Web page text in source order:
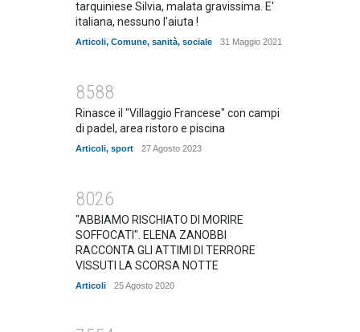
tarquiniese Silvia, malata gravissima. E'
italiana, nessuno l'aiuta !
Articoli, Comune, sanità, sociale 31 Maggio 2021
8588
Rinasce il "Villaggio Francese" con campi
di padel, area ristoro e piscina
Articoli, sport 27 Agosto 2023
8026
"ABBIAMO RISCHIATO DI MORIRE
SOFFOCATI". ELENA ZANOBBI
RACCONTA GLI ATTIMI DI TERRORE
VISSUTI LA SCORSA NOTTE
Articoli 25 Agosto 2020